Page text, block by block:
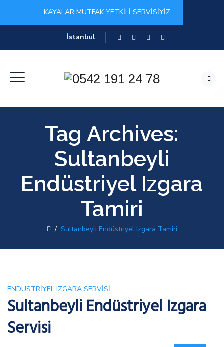
KAYALAR MUTFAK YETKİLİ SERVİSİYİZ
İstanbul
Tag Archives:
Sultanbeyli
Endüstriyel Izgara
Tamiri
/ Sultanbeyli Endüstriyel Izgara Tamiri
ENDUSTRIYEL IZGARA SERVISI
Sultanbeyli Endüstriyel Izgara
Servisi